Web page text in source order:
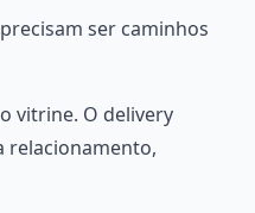
ser caminhos
vitrine. O delivery
relacionamento,